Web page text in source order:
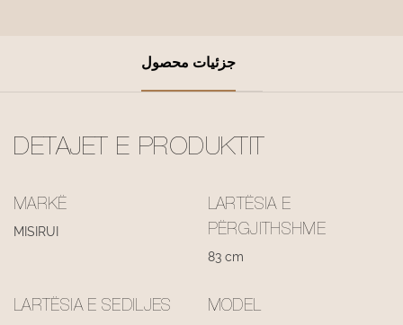
جزئیات محصول
DETAJET E PRODUKTIT
MARKË
MISIRUI
LARTËSIA E
PËRGJITHSHME
83 cm
LARTËSIA E SEDILJES MODEL